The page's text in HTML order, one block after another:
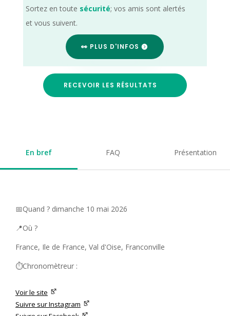
Sortez en toute sécurité; vos amis sont alertés
et vous suivent.
👀 PLUS D'INFOS
RECEVOIR LES RÉSULTATS
En bref FAQ Présentation
📅Quand ? dimanche 10 mai 2026
📍Où ?
France, Ile de France, Val d'Oise, Franconville
⏱️Chronomètreur :
Voir le site
Suivre sur Instagram